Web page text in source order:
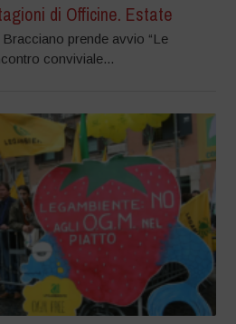
di Officine. Estate
prende avvio “Le
conviviale...